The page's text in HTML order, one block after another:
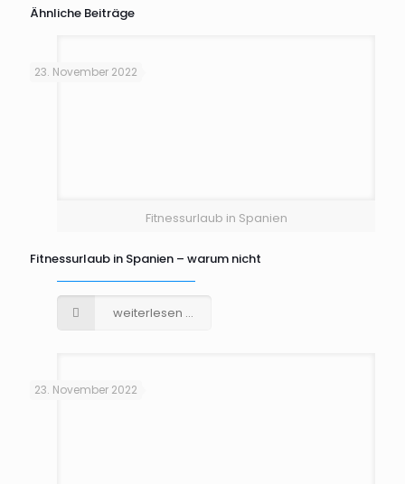
Ähnliche Beiträge
Fitnessurlaub in Spanien
23. November 2022
Fitnessurlaub in Spanien – warum nicht
weiterlesen ...
23. November 2022